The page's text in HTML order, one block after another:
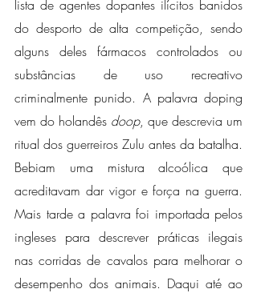
lista de agentes dopantes ilícitos banidos
do desporto de alta competição, sendo
alguns deles fármacos controlados ou
substâncias de uso recreativo
criminalmente punido. A palavra doping
vem do holandês doop, que descrevia um
ritual dos guerreiros Zulu antes da batalha.
Bebiam uma mistura alcoólica que
acreditavam dar vigor e força na guerra.
Mais tarde a palavra foi importada pelos
ingleses para descrever práticas ilegais
nas corridas de cavalos para melhorar o
desempenho dos animais. Daqui até ao